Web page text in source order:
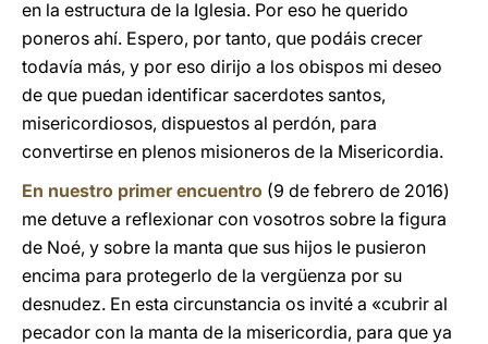
en la estructura de la Iglesia. Por eso he querido
poneros ahí. Espero, por tanto, que podáis crecer
todavía más, y por eso dirijo a los obispos mi deseo
de que puedan identificar sacerdotes santos,
misericordiosos, dispuestos al perdón, para
convertirse en plenos misioneros de la Misericordia.
En nuestro primer encuentro (9 de febrero de 2016)
me detuve a reflexionar con vosotros sobre la figura
de Noé, y sobre la manta que sus hijos le pusieron
encima para protegerlo de la vergüenza por su
desnudez. En esta circunstancia os invité a «cubrir al
pecador con la manta de la misericordia, para que ya